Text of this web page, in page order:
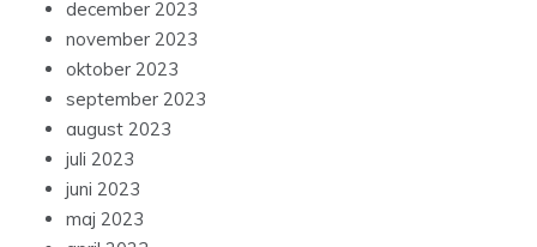
december 2023
november 2023
oktober 2023
september 2023
august 2023
juli 2023
juni 2023
maj 2023